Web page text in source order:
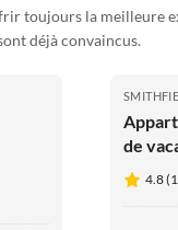
toujours la meilleure
déjà convaincus.
de
dans la
4.8